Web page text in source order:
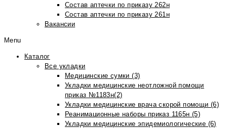
Состав аптечки по приказу 262н
Состав аптечки по приказу 261н
Вакансии
Menu
Каталог
Все укладки
Медицинские сумки (3)
Укладки медицинские неотложной помощи
приказ №1183н(2)
Укладки медицинские врача скорой помощи (6)
Реанимационные наборы приказ 1165н (5)
Укладки медицинские эпидемиологические (6)